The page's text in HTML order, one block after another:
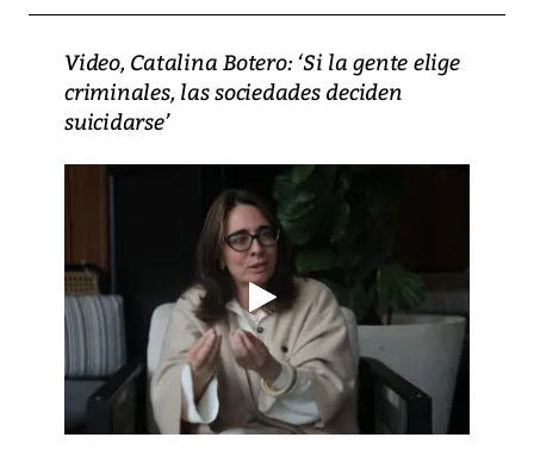
Video, Catalina Botero: ‘Si la gente elige
criminales, las sociedades deciden
suicidarse’